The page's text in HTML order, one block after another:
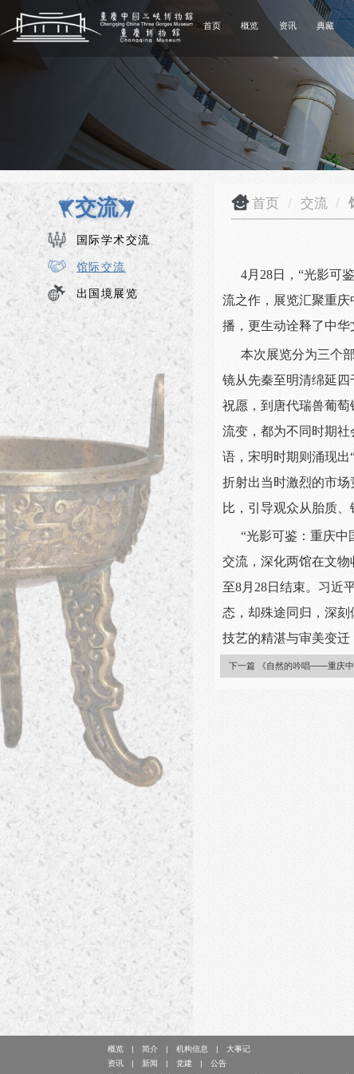
首页 概览 资讯 典藏
交流
国际学术交流
馆际交流
出国境展览
首页 / 交流 /
4月28日，“光影可
流之作，展览汇聚重
播，更生动诠释了中华
本次展览分为三个
镜从先秦至明清绵延
祝愿，到唐代瑞兽葡
流变，都为不同时期
语，宋明时期则涌现
折射出当时激烈的市
比，引导观众从胎质
“光影可鉴：重庆
交流，深化两馆在文
至8月28日结束。习近
态，却殊途同归，深
技艺的精湛与审美变
下一篇 《自然的吟唱——重庆中
概览 简介 机构信息
大事记
资讯
新闻 党建
公告